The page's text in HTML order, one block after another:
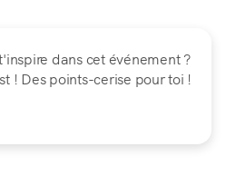
dans cet événement ?
! Des points-cerise pour toi !